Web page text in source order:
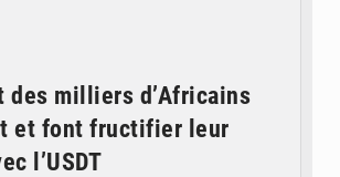
des milliers d’Africains
et font fructifier leur
l’USDT